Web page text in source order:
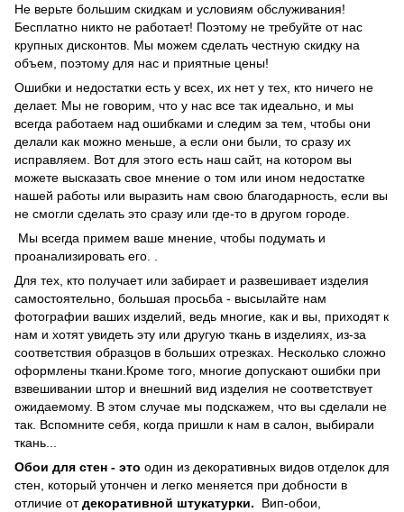
Не верьте большим скидкам и условиям обслуживания!
Бесплатно никто не работает! Поэтому не требуйте от нас
крупных дисконтов. Мы можем сделать честную скидку на
объем, поэтому для нас и приятные цены!
Ошибки и недостатки есть у всех, их нет у тех, кто ничего не
делает. Мы не говорим, что у нас все так идеально, и мы
всегда работаем над ошибками и следим за тем, чтобы они
делали как можно меньше, а если они были, то сразу их
исправляем. Вот для этого есть наш сайт, на котором вы
можете высказать свое мнение о том или ином недостатке
нашей работы или выразить нам свою благодарность, если вы
не смогли сделать это сразу или где-то в другом городе.
Мы всегда примем ваше мнение, чтобы подумать и
проанализировать его. .
Для тех, кто получает или забирает и развешивает изделия
самостоятельно, большая просьба - высылайте нам
фотографии ваших изделий, ведь многие, как и вы, приходят к
нам и хотят увидеть эту или другую ткань в изделиях, из-за
соответствия образцов в больших отрезках. Несколько сложно
оформлены ткани.Кроме того, многие допускают ошибки при
взвешивании штор и внешний вид изделия не соответствует
ожидаемому. В этом случае мы подскажем, что вы сделали не
так. Вспомните себя, когда пришли к нам в салон, выбирали
ткань...
Обои для стен - это один из декоративных видов отделок для
стен, который утончен и легко меняется при добности в
отличие отдекоративной штукатурки. Вип-обои,